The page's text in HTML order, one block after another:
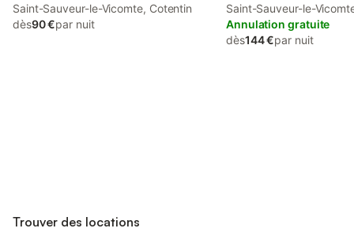
Piscine et Vue sur le lac
Saint-Sauveur-le-Vicomte, Cotentin
dès90 €par nuit
Saint-Sauveur-le-
Annulation gratuite
dès144 €par nuit
Trouver des locations